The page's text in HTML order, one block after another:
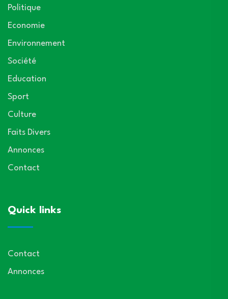
Politique
Economie
Environnement
Société
Education
Sport
Culture
Faits Divers
Annonces
Contact
Quick links
Contact
Annonces